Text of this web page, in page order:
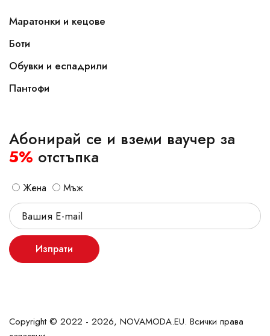
Маратонки и кецове
Боти
Обувки и еспадрили
Пантофи
Абонирай се и вземи ваучер за
5% отстъпка
Жена Мъж
Изпрати
Copyright © 2022 - 2026, NOVAMODA.EU. Всички права